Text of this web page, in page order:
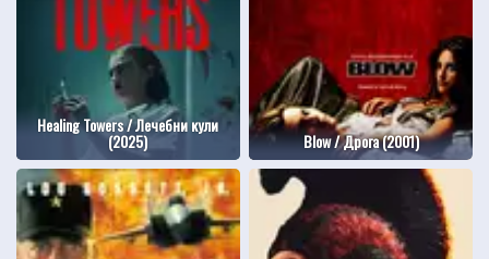
Healing Towers / Лечебни кули
(2025) Blow / Дрога (2001)